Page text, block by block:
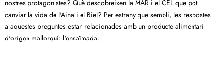
nostres protagonistes? Què descobreixen la MAR i el CEL que pot
canviar la vida de l'Aina i el Biel? Per estrany que sembli, les respostes
a aquestes preguntes estan relacionades amb un producte alimentari
d'origen mallorquí: l'ensaïmada.